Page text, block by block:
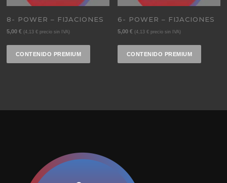
8- POWER – FIJACIONES
5,00€ (4,13€ precio sin IVA)
CONTENIDO PREMIUM
6- POWER – FIJACIONES
5,00€ (4,13€ precio sin IVA)
CONTENIDO PREMIUM